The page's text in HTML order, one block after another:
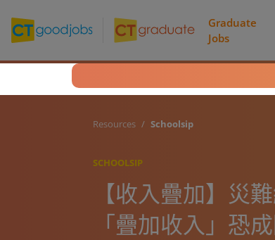
Graduate
Jobs
Resources Schoolsip
SCHOOLSIP
【收入疊加】災
「疊加收入」恐